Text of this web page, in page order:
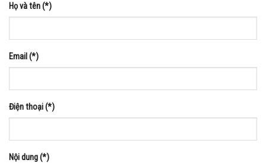
Họ và tên (*)
Email (*)
Điện thoại (*)
Nội dung (*)